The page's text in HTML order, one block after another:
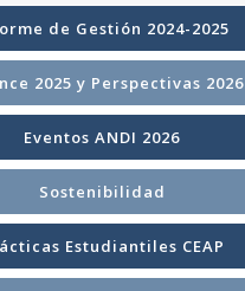
de Gestión 2024-2025
2025 y Perspectivas 2026
Eventos ANDI 2026
Sostenibilidad
Estudiantiles CEAP